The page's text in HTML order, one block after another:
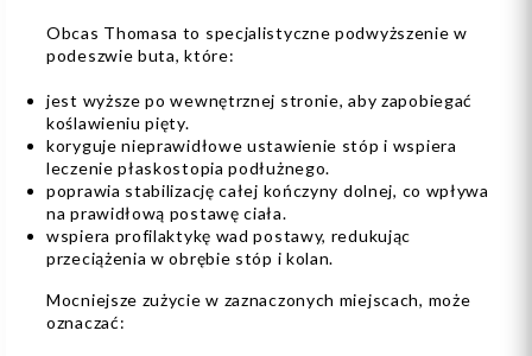
Obcas Thomasa to specjalistyczne podwyższenie w
podeszwie buta, które:
jest wyższe po wewnętrznej stronie, aby zapobiegać
koślawieniu pięty.
koryguje nieprawidłowe ustawienie stóp i wspiera
leczenie płaskostopia podłużnego.
poprawia stabilizację całej kończyny dolnej, co wpływa
na prawidłową postawę ciała.
wspiera profilaktykę wad postawy, redukując
przeciążenia w obrębie stóp i kolan.
Mocniejsze zużycie w zaznaczonych miejscach, może
oznaczać: